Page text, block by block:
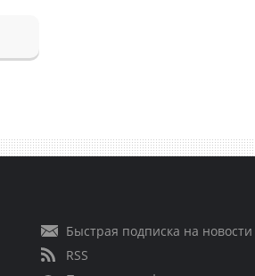
Быстрая подписка на новости
RSS